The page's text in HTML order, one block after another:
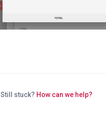
Still stuck? How can we help?